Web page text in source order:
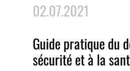
02.07.2021
Guide pratique du
sécurité et à la